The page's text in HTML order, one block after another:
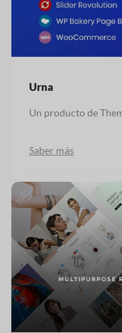
Urna
Un producto de
Saber más